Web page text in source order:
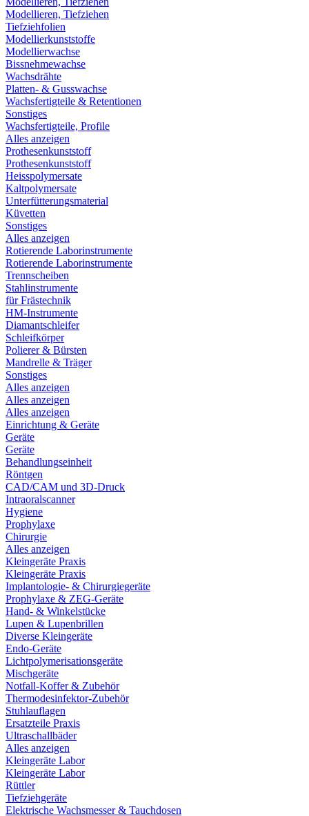
Modellieren, Tiefziehen
Tiefziehfolien
Modellierkunststoffe
Modellierwachse
Bissnehmewachse
Wachsdrähte
Platten- & Gusswachse
Wachsfertigteile & Retentionen
Sonstiges
Wachsfertigteile, Profile
Alles anzeigen
Prothesenkunststoff
Prothesenkunststoff
Heisspolymersate
Kaltpolymersate
Unterfütterungsmaterial
Küvetten
Sonstiges
Alles anzeigen
Rotierende Laborinstrumente
Rotierende Laborinstrumente
Trennscheiben
Stahlinstrumente
für Frästechnik
HM-Instrumente
Diamantschleifer
Schleifkörper
Polierer & Bürsten
Mandrelle & Träger
Sonstiges
Alles anzeigen
Alles anzeigen
Alles anzeigen
Einrichtung & Geräte
Geräte
Geräte
Behandlungseinheit
Röntgen
CAD/CAM und 3D-Druck
Intraoralscanner
Hygiene
Prophylaxe
Chirurgie
Alles anzeigen
Kleingeräte Praxis
Kleingeräte Praxis
Implantologie- & Chirurgiegeräte
Prophylaxe & ZEG-Geräte
Hand- & Winkelstücke
Lupen & Lupenbrillen
Diverse Kleingeräte
Endo-Geräte
Lichtpolymerisationsgeräte
Mischgeräte
Notfall-Koffer & Zubehör
Thermodesinfektor-Zubehör
Stuhlauflagen
Ersatzteile Praxis
Ultraschallbäder
Alles anzeigen
Kleingeräte Labor
Kleingeräte Labor
Rüttler
Tiefziehgeräte
Elektrische Wachsmesser & Tauchdosen